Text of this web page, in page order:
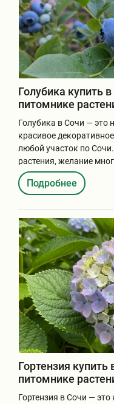
Голубика купить
питомнике
Голубика в Сочи — это
красивое
любой участок по
растения, желание
Подробнее
Гортензия
питомнике
Гортензия в Сочи —